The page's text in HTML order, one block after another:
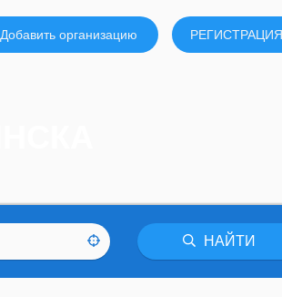
Добавить организацию РЕГИСТРАЦИЯ
НАЙТИ